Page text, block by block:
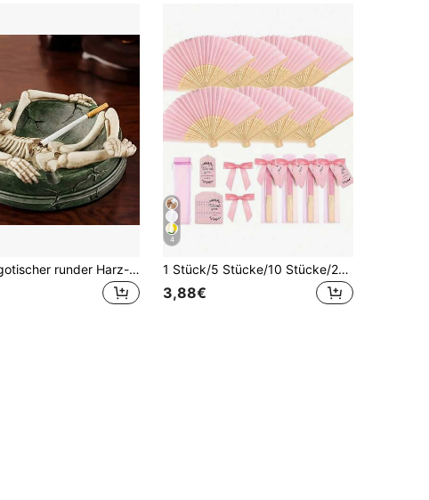
1 Stück gotischer runder Harz-Schädel-Aschenbecher, schwerer, langanhaltend Schädel-Dekoration mit realistischer Knochenstruktur, Mini-gruseliger Schädelform, Mehrzweck-Innen- & Außen-Halloween-Dekoration, kreative Neuheiten-Geschenke für Gothic-Enthusiasten
4
1 Stück/5 Stücke/10 Stücke/20 Stücke klassischer weißer Bambus Faltfächer, eleganter geschnitzter Griff Papierfächer, tragbarer Handfächer, geeignet für Hochzeiten, Partys, Festivals, Sommer Wohndekoration, Wohnzimmer Schlafzimmer Dekoration, ein schönes Geschenk
3,88€